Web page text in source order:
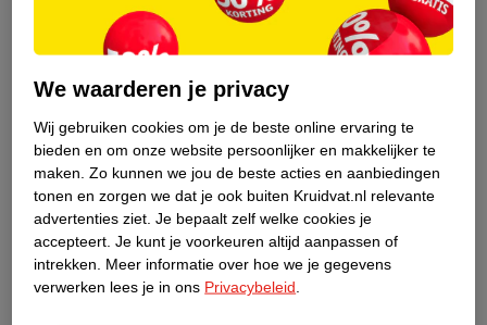
Kruidvat is een erkend specialist in
zelfzorg, ook online. Wat je
gezondheidsvraag ook is, stel hem aan
Stel je gezondheidsvraag
Ook in deze winkel
Kruidvat.nl ophaalpunt
Laat je bestelling snel en gemakkelijk bezorgen in de
We waarderen je privacy
Wij gebruiken cookies om je de beste online ervaring te
bieden en om onze website persoonlijker en makkelijker te
maken. Zo kunnen we jou de beste acties en aanbiedingen
tonen en zorgen we dat je ook buiten Kruidvat.nl relevante
advertenties ziet. Je bepaalt zelf welke cookies je
accepteert. Je kunt je voorkeuren altijd aanpassen of
intrekken.
Meer informatie over hoe we je gegevens
verwerken lees je in ons Privacybeleid